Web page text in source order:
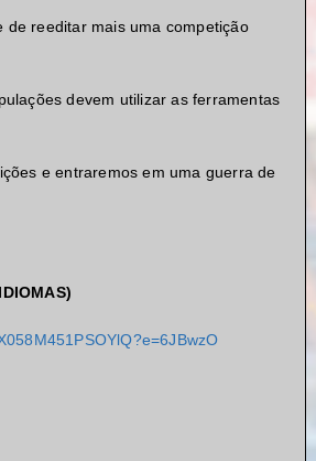
reeditar mais uma competição
devem utilizar as ferramentas
e entraremos em uma guerra de